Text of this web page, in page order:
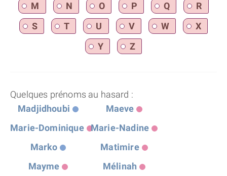
M
N O P Q
R
S
T U V W
X
Y
Z
Quelques prénoms au hasard :
Madjidhoubi
Maeve
Marie-Dominique
Marie-Nadine
Marko
Matimire
Mayme
Mélinah